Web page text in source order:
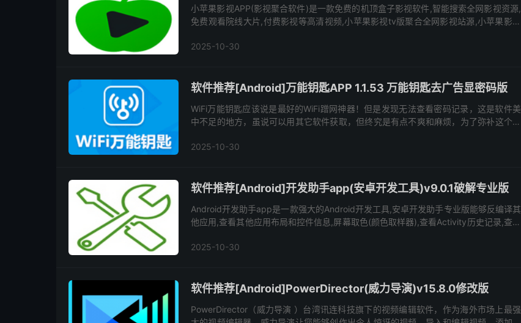
小苹果影视APP(影视聚合软件)是一款免费的机顶盒子影视软件,智能搜索全网影视资源,
免费观看院线大片,付费影视等高清视频,小苹果影视tv版聚合全网影视站源,小苹果影视
2025-10-30
软件推荐[Android]万能钥匙APP 1.1.53 万能钥匙去广告显密码版
WiFi万能钥匙应该说是最好的WiFi蹭网神器！但是发现无法查看密码记录，这是软件美
中不足的地方，虽说可以用其它软件获取，但终究是有点不爽和麻烦，为了弥补这个遗
码...
2025-10-30
软件推荐[Android]开发助手app(安卓开发工具)v9.0.1破解专业版
Android开发助手app是一款强大的Android开发工具,安卓开发助手专业版能够反编译其
他应用,查看其他应用布局和控件信息,屏幕取色(颜色取样器),查看Activity历史记录,查看
2025-10-30
软件推荐[Android]PowerDirector(威力导演)v15.8.0修改版
PowerDirector（威力导演 ）台湾讯连科技旗下的视频编辑软件，作为海外市场上最强